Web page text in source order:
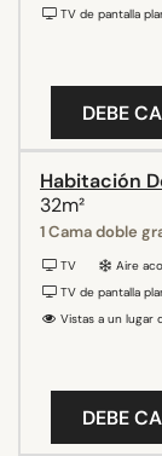
TV de pantalla
DEBE
Habitación
32m²
1 Cama doble
TV Aire
TV de pantalla
Vistas a un lugar
DEBE